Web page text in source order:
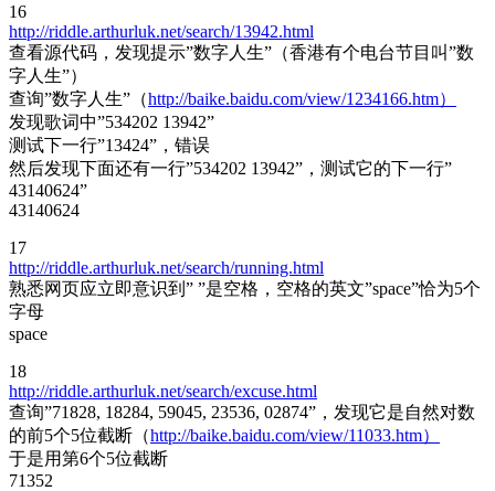
16
http://riddle.arthurluk.net/search/13942.html
查看源代码，发现提示”数字人生”（香港有个电台节目叫”数
字人生”）
查询”数字人生”（http://baike.baidu.com/view/1234166.htm）
发现歌词中”534202 13942”
测试下一行”13424”，错误
然后发现下面还有一行”534202 13942”，测试它的下一行”
43140624”
43140624
17
http://riddle.arthurluk.net/search/running.html
熟悉网页应立即意识到” ”是空格，空格的英文”space”恰为5个
字母
space
18
http://riddle.arthurluk.net/search/excuse.html
查询”71828, 18284, 59045, 23536, 02874”，发现它是自然对数
的前5个5位截断（http://baike.baidu.com/view/11033.htm）
于是用第6个5位截断
71352